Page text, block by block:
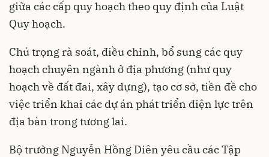
giữa các cấp quy hoạch theo quy định của Luật
Quy hoạch.
Chú trọng rà soát, điều chỉnh, bổ sung các quy
hoạch chuyên ngành ở địa phương (như quy
hoạch về đất đai, xây dựng), tạo cơ sở, tiền đề cho
việc triển khai các dự án phát triển điện lực trên
địa bàn trong tương lai.
Bộ trưởng Nguyễn Hồng Diên yêu cầu các Tập